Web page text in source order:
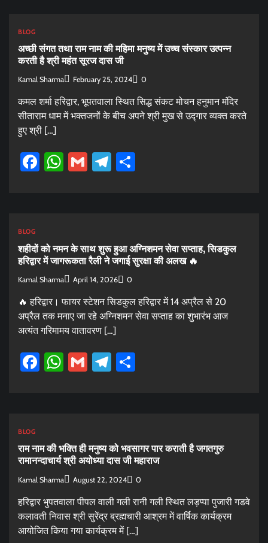
BLOG
अच्छी संगत तथा राम नाम की महिमा मनुष्य में उच्च संस्कार उत्पन्न
करती है श्री महंत सूरज दास जी
Kamal Sharma February 25, 2024 0
कमल शर्मा हरिद्वार, भूपतवाला स्थित सिद्ध संकट मोचन हनुमान मंदिर
सीताराम धाम में भक्तजनों के बीच अपने श्री मुख से उद्गार व्यक्त करते
हुए श्री […]
Facebook
WhatsApp
GmailTelegram
BLOG
शहीदों को नमन के साथ शुरू हुआ अग्निशमन सेवा सप्ताह, सिडकुल
हरिद्वार में जागरूकता रैली ने जगाई सुरक्षा की अलख 🔥
Kamal Sharma April 14, 2026 0
🔥 हरिद्वार। फायर स्टेशन सिडकुल हरिद्वार में 14 अप्रैल से 20
अप्रैल तक मनाए जा रहे अग्निशमन सेवा सप्ताह का शुभारंभ आज
अत्यंत गरिमामय वातावरण […]
Facebook
WhatsApp
GmailTelegram
BLOG
राम नाम की भक्ति ही मनुष्य को भवसागर पार कराती है जगतगुरु
रामानन्दाचार्य श्री अयोध्या दास जी महाराज
Kamal Sharma August 22, 2024 0
हरिद्वार भुपतवाला पीपल वाली गली रानी गली स्थित लड़प्पा पुजारी गडवे
कलावती निवास श्री सुरेंद्र ब्रह्मचारी आश्रम में वार्षिक कार्यक्रम
आयोजित किया गया कार्यक्रम में […]